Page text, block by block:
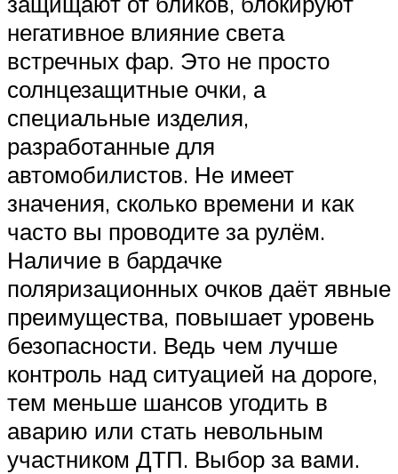
негативное влияние света
встречных фар. Это не просто
солнцезащитные очки, а
специальные изделия,
разработанные для
автомобилистов. Не имеет
значения, сколько времени и как
часто вы проводите за рулём.
Наличие в бардачке
поляризационных очков даёт явные
преимущества, повышает уровень
безопасности. Ведь чем лучше
контроль над ситуацией на дороге,
тем меньше шансов угодить в
аварию или стать невольным
участником ДТП. Выбор за вами.